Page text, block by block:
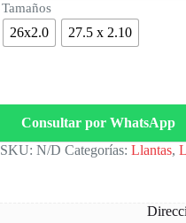
Tamaños
26x2.0 27.5 x 2.10
Consultar por WhatsApp
SKU: N/D Categorías: Llantas,